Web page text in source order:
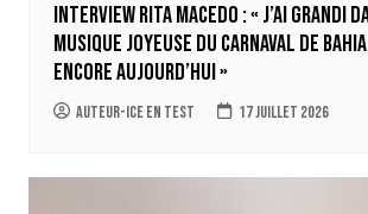
Interview Rita Macedo : « J’ai grandi
musique joyeuse du carnaval de
encore aujourd’hui »
auteur-ice en test 17 juillet 2026